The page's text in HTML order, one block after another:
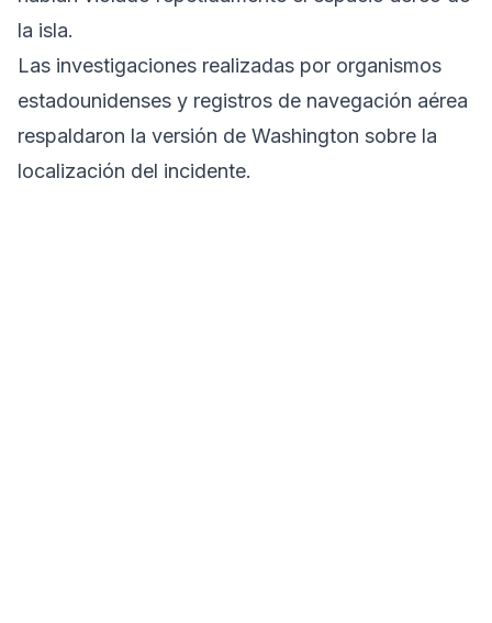
la isla.
Las investigaciones realizadas por organismos
estadounidenses y registros de navegación aérea
respaldaron la versión de Washington sobre la
localización del incidente.